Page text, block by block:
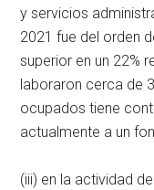
y servicios
2021 fue del orden
superior en un 22%
laboraron cerca de
ocupados tiene
actualmente a un
(iii) en la actividad